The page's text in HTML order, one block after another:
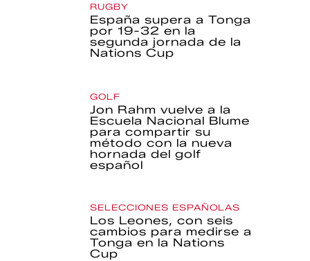
RUGBY
España supera a Tonga
por 19-32 en la
segunda jornada de la
Nations Cup
GOLF
Jon Rahm vuelve a la
Escuela Nacional Blume
para compartir su
método con la nueva
hornada del golf
español
SELECCIONES ESPAÑOLAS
Los Leones, con seis
cambios para medirse a
Tonga en la Nations
Cup